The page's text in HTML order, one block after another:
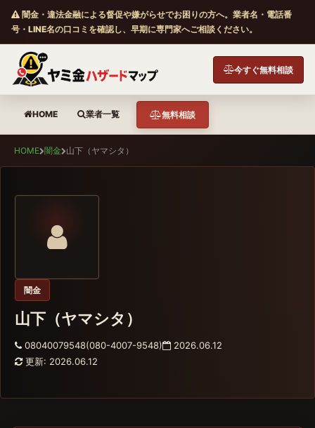
闇金・違法金融による督促や嫌がらせでお困りの方へ。業者名・電話番
号・LINE名の口コミを確認し、早期に専門家へご相談ください。
今すぐ無料相談
HOME 業者一覧 無料相談
HOME 闇金 山下（ヤマシタ）
闇金
山下（ヤマシタ）
08040079548(080-4007-9548)
2026.06.12
更新: 2026.06.12